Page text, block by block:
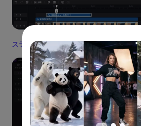
プレビューで確認後、動